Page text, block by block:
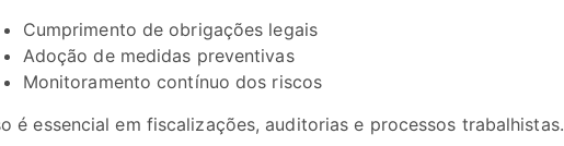
Cumprimento de obrigações legais
Adoção de medidas preventivas
Monitoramento contínuo dos riscos
é essencial em fiscalizações, auditorias e processos trabalhistas.